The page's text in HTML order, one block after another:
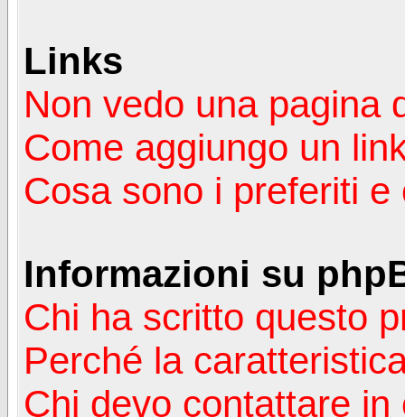
Links
Non vedo una pagina
Come aggiungo un
Cosa sono i preferiti
Informazioni su
Chi ha scritto questo
Perché la
Chi devo contattare